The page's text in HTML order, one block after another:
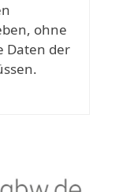
ohne
Daten der